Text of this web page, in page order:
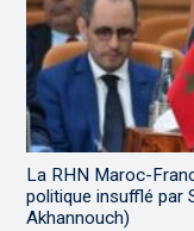
La RHN Maroc-
politique insufflé par
Akhannouch)